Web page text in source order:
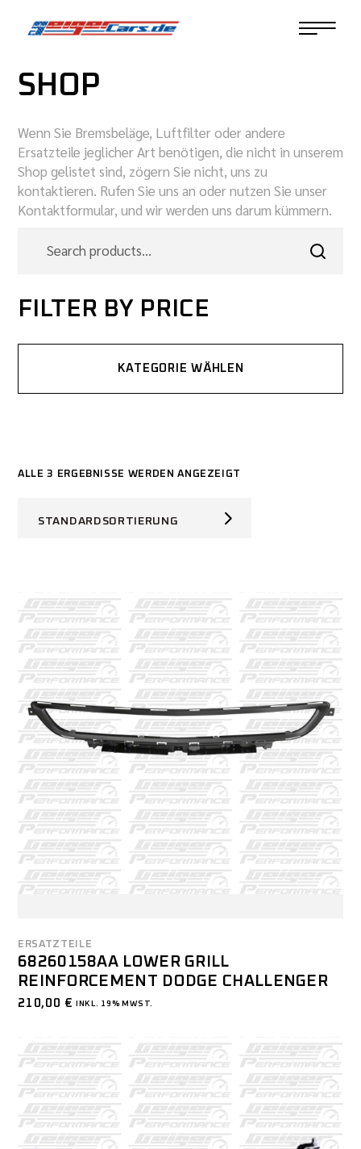
ALLE 3 ERGEBNISSE WERDEN ANGEZEIGT
STANDARDSORTIERUNG
ERSATZTEILE
68260158AA LOWER GRILL
REINFORCEMENT DODGE CHALLENGER
210,00 € INKL. 19% MWST.
SHOP
Wenn Sie Bremsbeläge, Luftfilter oder andere
Ersatzteile jeglicher Art benötigen, die nicht in unserem
Shop gelistet sind, zögern Sie nicht, uns zu
kontaktieren. Rufen Sie uns an oder nutzen Sie unser
Kontaktformular, und wir werden uns darum kümmern.
FILTER BY PRICE
KATEGORIE WÄHLEN